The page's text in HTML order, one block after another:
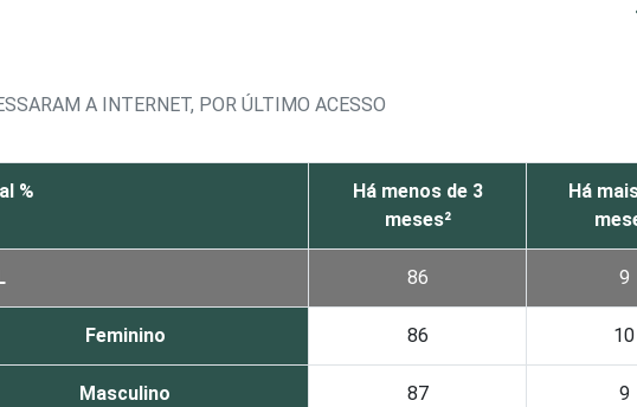
A INTERNET, POR ÚLTIMO ACESSO
%
Há menos de 3
meses²
Há
86 9
Feminino 86 10
Masculino 87 9